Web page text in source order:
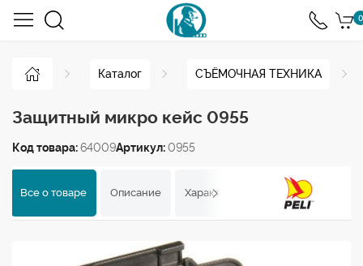
0
Каталог СЪЁМОЧНАЯ ТЕХНИКА
Защитный микро кейс 0955
Код товара:64009Артикул:0955
Все о товаре Описание Характеристики Отзывы